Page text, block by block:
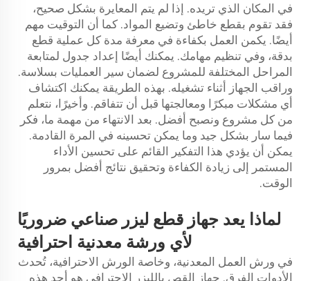
في المكان الذي تريده. إذا لم يتم المعايرة بشكل صحيح،
فقد تقوم بقطع خاطئ وتضيع المواد. كما أن التوقيت مهم
أيضًا. يكمن العمل بكفاءة في معرفة مدة كل عملية قطع
بدقة، وفي تنظيم مهامك. يمكنك أيضًا إعداد جدول لمتابعة
المراحل المختلفة للمشروع لضمان سير العمليات بسلاسة.
وراقب الجهاز أثناء تشغيله. بهذه الطريقة يمكنك اكتشاف
أي مشكلات مبكرًا ومعالجتها قبل أن تتفاقم. وأخيرًا، نتعلم
من كل مشروع ونصبح أفضل. بعد الانتهاء من مهمة ما، فكر
فيما سار بشكل جيد وما يمكن تحسينه في المرة القادمة.
يمكن أن يؤدي هذا التفكير القائم على تحسين الأداء
المستمر إلى زيادة الكفاءة وتحقيق نتائج أفضل بمرور
الوقت.
لماذا يعد جهاز قطع ليزر صناعي ضروريًا
لأي ورشة معدنية احترافية
في ورش العمل المعدنية، وخاصة الورش الاحترافية، تُحدث
الأدوات الفرق. جهاز القص بالليزر الاحترافي هو أحد هذه